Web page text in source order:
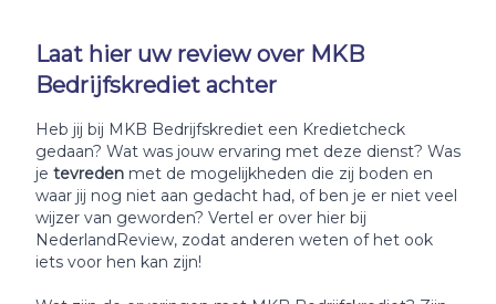
Laat hier uw review over MKB
Bedrijfskrediet achter
Heb jij bij MKB Bedrijfskrediet een Kredietcheck
gedaan? Wat was jouw ervaring met deze dienst? Was
je tevreden met de mogelijkheden die zij boden en
waar jij nog niet aan gedacht had, of ben je er niet veel
wijzer van geworden? Vertel er over hier bij
NederlandReview, zodat anderen weten of het ook
iets voor hen kan zijn!